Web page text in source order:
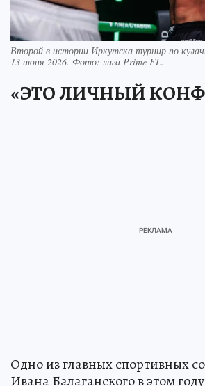
Второй в истории Иркутска турнир по
13 июня 2026. Фото: лига Prime FL.
«ЭТО ЛИЧНЫЙ
Одно из главных спортивных
Ивана Балаганского в этом